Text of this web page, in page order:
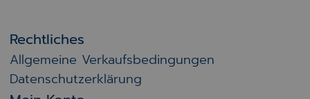
Rechtliches
Allgemeine Verkaufsbedingungen
Datenschutzerklärung